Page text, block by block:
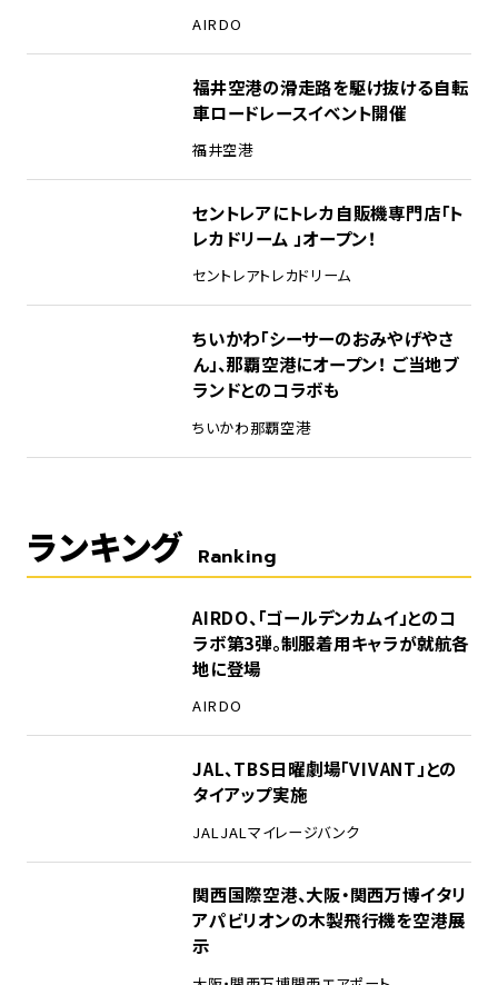
AIRDO
福井空港の滑走路を駆け抜ける自転
車ロードレースイベント開催
福井空港
セントレアにトレカ自販機専門店「ト
レカドリーム 」オープン！
セントレアトレカドリーム
ちいかわ「シーサーのおみやげやさ
ん」、那覇空港にオープン！ ご当地ブ
ランドとのコラボも
ちいかわ那覇空港
ランキング Ranking
AIRDO、「ゴールデンカムイ」とのコ
ラボ第3弾。制服着用キャラが就航各
地に登場
AIRDO
JAL、TBS日曜劇場「VIVANT」との
タイアップ実施
JAL JALマイレージバンク
関西国際空港、大阪・関西万博イタリ
アパビリオンの木製飛行機を空港展
示